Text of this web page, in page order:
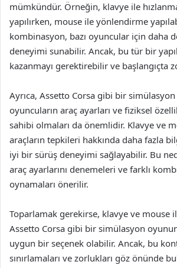
mümkündür. Örneğin, klavye ile
yapılırken, mouse ile yönlendirme
kombinasyon, bazı oyuncular için daha
deneyimi sunabilir. Ancak, bu tür bir
kazanmayı gerektirebilir ve başlangıçta
Ayrıca, Assetto Corsa gibi bir
oyuncuların araç ayarları ve fiziksel
sahibi olmaları da önemlidir. Klavye ve
araçların tepkileri hakkında daha fazla
iyi bir sürüş deneyimi sağlayabilir. Bu
araç ayarlarını denemeleri ve farklı
oynamaları önerilir.
Toparlamak gerekirse, klavye ve mouse
Assetto Corsa gibi bir simülasyon
uygun bir seçenek olabilir. Ancak, bu
sınırlamaları ve zorlukları göz önünde